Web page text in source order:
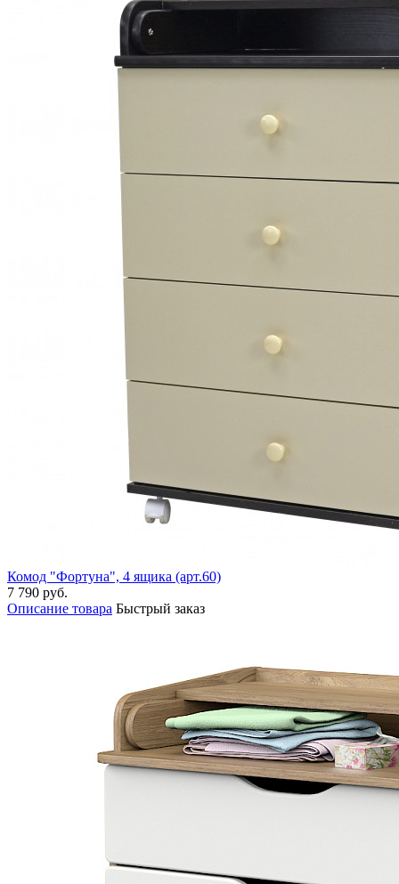
Комод "Фортуна", 4 ящика (арт.60)
7 790 руб.
Описание товара Быстрый заказ